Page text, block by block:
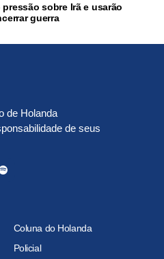
sobre Irã e usarão
guerra
de Holanda
de seus
Coluna do Holanda
Policial